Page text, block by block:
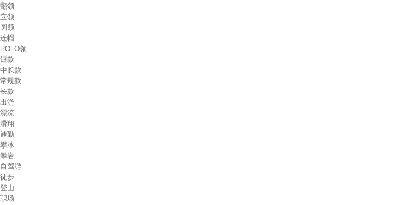
翻领
立领
圆领
连帽
POLO领
短款
中长款
常规款
长款
出游
漂流
滑翔
通勤
攀冰
攀岩
自驾游
徒步
登山
职场